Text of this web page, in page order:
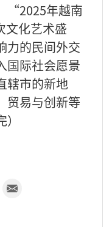
“2025年越南
化艺术盛
力的民间外交
国际社会愿景
辖市的新地
贸易与创新等